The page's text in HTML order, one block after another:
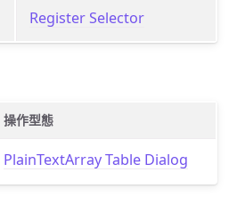
Register Selector
操作型態
PlainTextArray Table Dialog